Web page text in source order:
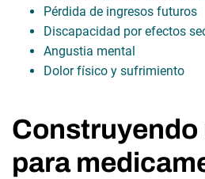
Pérdida de ingresos futuros
Discapacidad por efectos
Angustia mental
Dolor físico y sufrimiento
Construyendo
para